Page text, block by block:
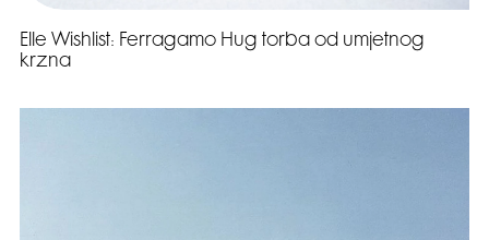
Elle Wishlist: Ferragamo Hug torba od umjetnog
krzna